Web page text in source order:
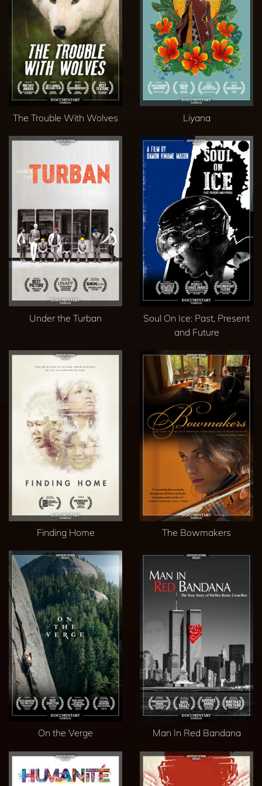
The Trouble With Wolves Liyana
Under the Turban
Soul On Ice: Past, Present
and Future
Finding Home The Bowmakers
On the Verge Man In Red Bandana